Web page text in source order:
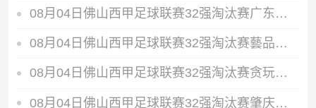
08月04日佛山西甲足球联赛32强淘汰赛广东西南建设VS香港圣徒全场录像
08月04日佛山西甲足球联赛32强淘汰赛藝品高國際VS湛江狂狼·粵辉能源全场录像
08月04日佛山西甲足球联赛32强淘汰赛贪玩游戏VS美的薪火全场录像
08月04日佛山西甲足球联赛32强淘汰赛肇庆恒骏成VS三七互娱全场录像